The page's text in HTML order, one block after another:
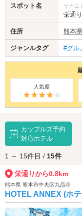
スポット名 サカエ
栄通り
住所 熊本県
ジャンルタグ #グル
人気度
カップルズ予約
対応ホテル
1 ～ 15件目 / 15件
栄通りから0.8km
熊本県 熊本市中央区九品寺
HOTEL ANNEX (ホ